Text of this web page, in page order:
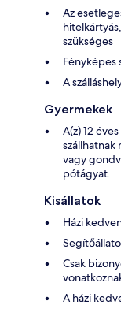
Az
szükséges
Fényképes
A
Gyermekek
A(z) 12
szállhatnak
vagy
pótágyat.
Kisállatok
Házi
Csak
A házi